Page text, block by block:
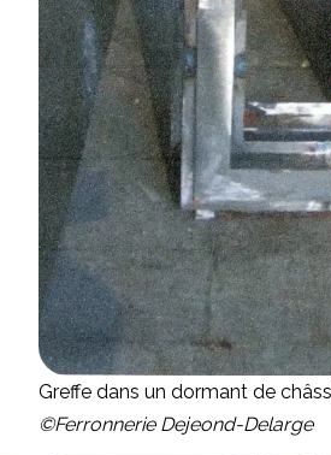
Greffe dans un dormant de
©Ferronnerie Dejeond-Delarge